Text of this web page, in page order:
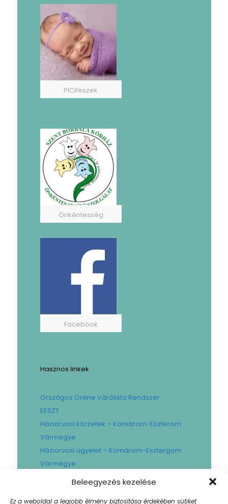
Beleegyezés kezelése
Ez a weboldal a legjobb élmény biztosítása érdekében sütiket
PICifészek
Önkéntesség
Facebook
Hasznos linkek
Országos Online Várólista Rendszer
EESZT
Háziorvosi körzetek – Komárom-Eszterom
Vármegye
Háziorvosi ügyelet – Komárom-Esztergom
Vármegye
Gyógyszertári ügyelet – Komárom-